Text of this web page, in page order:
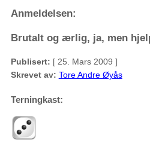
Anmeldelsen:
Brutalt og ærlig, ja, men
Publisert: [ 25. Mars 2009 ]
Skrevet av: Tore Andre Øyås
Terningkast: